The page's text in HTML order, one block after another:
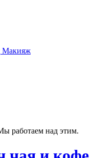
Макияж
работаем над этим.